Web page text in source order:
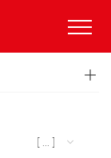
[ ... ]